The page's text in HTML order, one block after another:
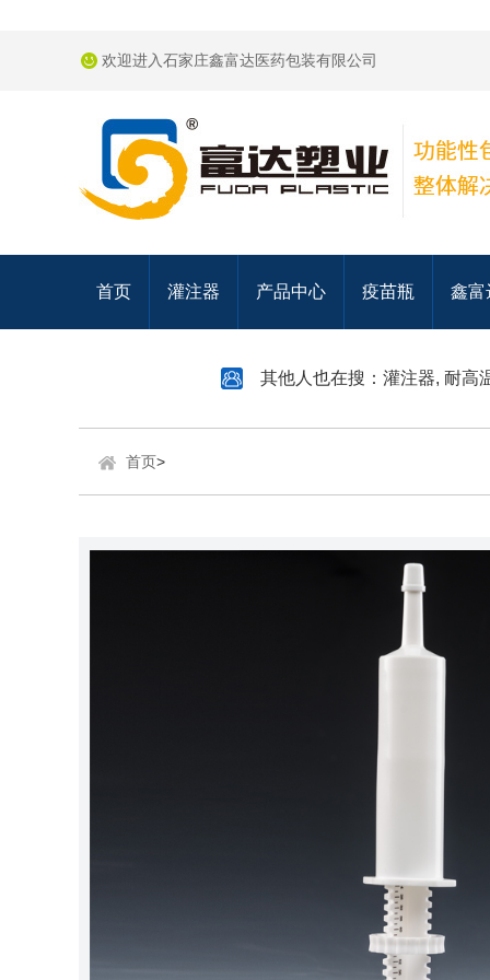
欢迎进入石家庄鑫富达医药包装有限公司
首页 灌注器 产品中心 疫苗瓶 鑫富
其他人也在搜： 灌注器, 耐高
首页>